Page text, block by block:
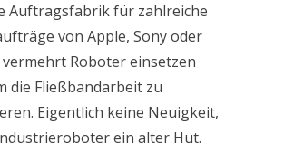
Auftragsfabrik für zahlreiche
von Apple, Sony oder
vermehrt Roboter einsetzen
die Fließbandarbeit zu
Eigentlich keine Neuigkeit,
ein alter Hut.